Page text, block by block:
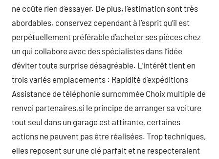
ne coûte rien d’essayer. De plus, l’estimation sont très
abordables. conservez cependant à l’esprit qu’il est
perpétuellement préférable d’acheter ses pièces chez
un qui collabore avec des spécialistes dans l’idée
d’éviter toute surprise désagréable. L’intérêt tient en
trois variés emplacements : Rapidité d’expéditions
Assistance de téléphonie surnommée Choix multiple de
renvoi partenaires.si le principe de arranger sa voiture
tout seul dans un garage est attirante, certaines
actions ne peuvent pas être réalisées. Trop techniques,
elles reposent sur une clé parfait et ne respecteraient